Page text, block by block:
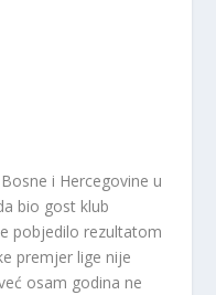
i Hercegovine u
bio gost klub
pobjedilo rezultatom
premjer lige nije
osam godina ne